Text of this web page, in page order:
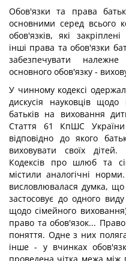
Обов'язки та права
основними серед всього
обов'язків, які
інші права та обов'язки
забезпечувати
основного обов'язку -
У чинному кодексі
дискусія науковців щодо
батьків на виховання
Стаття 61 КпШС
відповідно до якого
виховувати своїх дітей.
Кодексів про шлюб та
містили аналогічні
висловлювалася думка,
застосовує до одного
щодо сімейного
право та обов'язок...
поняття. Одне з них
інше - у вчинках